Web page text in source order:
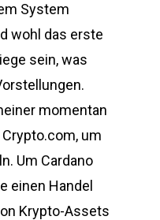
System
wohl das erste
sein, was
momentan
um
Um Cardano
einen Handel
Krypto-Assets